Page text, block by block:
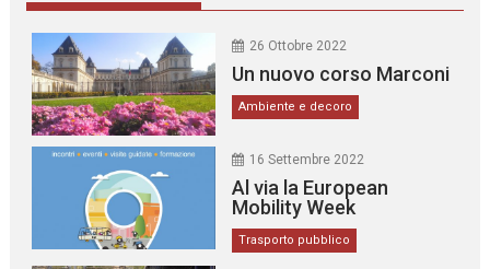
26 Ottobre 2022
Un nuovo corso Marconi
Ambiente e decoro
16 Settembre 2022
Al via la European
Mobility Week
Trasporto pubblico